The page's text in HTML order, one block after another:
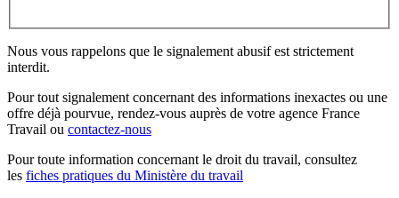
Nous vous rappelons que le signalement abusif est strictement
interdit.
Pour tout signalement concernant des informations inexactes ou une
offre déjà pourvue, rendez-vous auprès de votre agence France
Travail ou contactez-nous
Pour toute information concernant le droit du travail, consultez
les fiches pratiques du Ministère du travail